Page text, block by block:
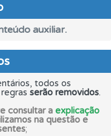
auxiliar.
todos os
serão removidos.
consultar a explicação
na questão e
;